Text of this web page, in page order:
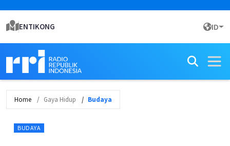
ENTIKONG ID
Home Gaya Hidup Budaya
BUDAYA